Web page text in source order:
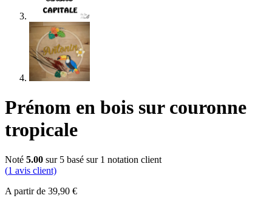
Prénom en bois sur couronne
tropicale
Noté 5.00 sur 5 basé sur 1 notation client
(1 avis client)
A partir de 39,90 €